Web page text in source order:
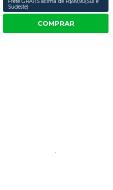
Frete GRÁTIS acima de R$99,90(Sul e
Sudeste)
COMPRAR